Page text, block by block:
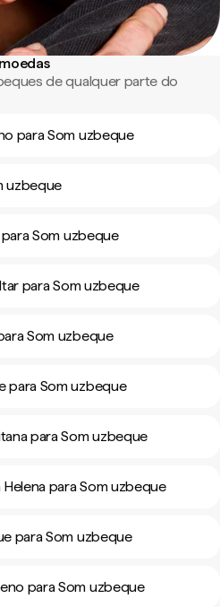
de qualquer parte do
para Som uzbeque
uzbeque
Som uzbeque
para Som uzbeque
Som uzbeque
para Som uzbeque
para Som uzbeque
para Som uzbeque
para Som uzbeque
para Som uzbeque